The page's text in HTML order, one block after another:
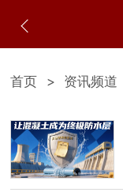
首页 > 资讯频道